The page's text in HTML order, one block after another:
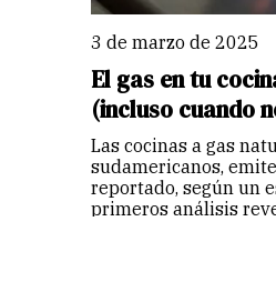
3 de marzo de 2025
El gas en tu
(incluso cuando
Las cocinas a gas
sudamericanos,
reportado, según un
primeros análisis